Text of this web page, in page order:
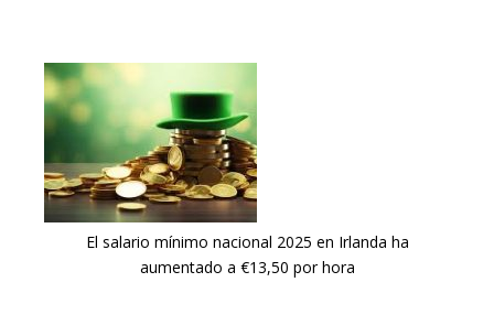
El salario mínimo nacional 2025 en Irlanda ha
aumentado a €13,50 por hora